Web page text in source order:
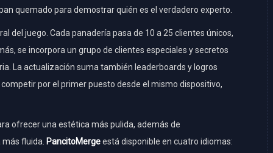
quemado para demostrar quién es el verdadero experto.
del juego. Cada panadería pasa de 10 a 25 clientes únicos,
se incorpora un grupo de clientes especiales y secretos
La actualización suma también leaderboards y logros
por el primer puesto desde el mismo dispositivo,
ofrecer una estética más pulida, además de
fluida. PancitoMergeestá disponible en cuatro idiomas: